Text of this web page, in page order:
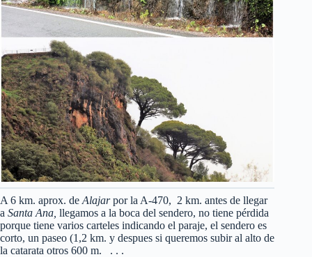
A 6 km. aprox. de Alajarpor la A-470, 2 km. antes de llegar
a Santa Ana, llegamos a la boca del sendero, no tiene pérdida
porque tiene varios carteles indicando el paraje, el sendero es
corto, un paseo (1,2 km. y despues si queremos subir al alto de
la catarata otros 600 m. . . .